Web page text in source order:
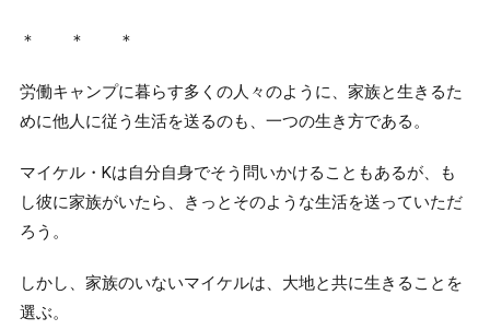
＊ ＊ ＊
労働キャンプに暮らす多くの人々のように、家族と生きるた
めに他人に従う生活を送るのも、一つの生き方である。
マイケル・Kは自分自身でそう問いかけることもあるが、も
し彼に家族がいたら、きっとそのような生活を送っていただ
ろう。
しかし、家族のいないマイケルは、大地と共に生きることを
選ぶ。